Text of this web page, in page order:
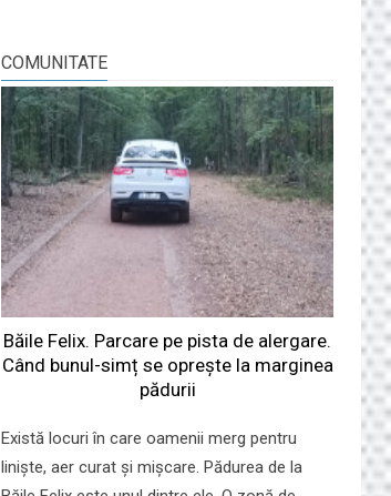
COMUNITATE
Băile Felix. Parcare pe pista de alergare.
Când bunul-simț se oprește la marginea
pădurii
Există locuri în care oamenii merg pentru
liniște, aer curat și mișcare. Pădurea de la